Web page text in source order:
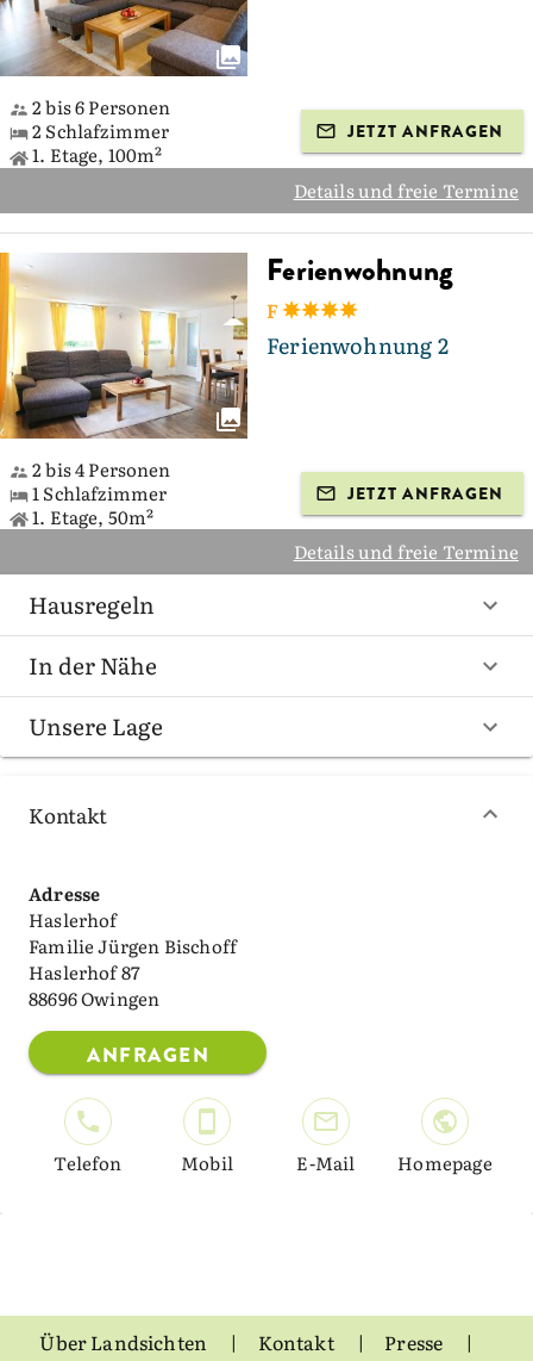
2 bis 6 Personen
2 Schlafzimmer
1. Etage, 100m²
JETZT ANFRAGEN
Details und freie Termine
Ferienwohnung
F
Ferienwohnung 2
2 bis 4 Personen
1 Schlafzimmer
1. Etage, 50m²
JETZT ANFRAGEN
Details und freie Termine
Hausregeln
In der Nähe
Unsere Lage
Kontakt
Adresse
Haslerhof
Familie Jürgen Bischoff
Haslerhof 87
88696 Owingen
ANFRAGEN
Telefon Mobil E-Mail Homepage
Über Landsichten Kontakt Presse